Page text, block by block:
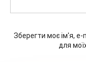
Зберегти моє ім'я, e-
для